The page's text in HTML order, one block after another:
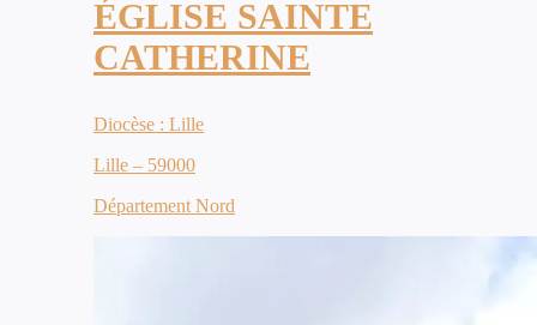
ÉGLISE SAINTE
CATHERINE
Diocèse : Lille
Lille – 59000
Département Nord